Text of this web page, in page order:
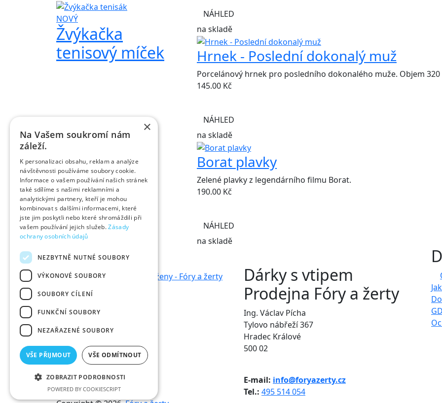
NOVÝ
Žvýkačka
tenisový míček
NÁHLED
na skladě
Hrnek - Poslední dokonalý muž
Porcelánový hrnek pro posledního dokonalého muže. Objem 320
145.00 Kč
NÁHLED
na skladě
Borat plavky
Zelené plavky z legendárního filmu Borat.
190.00 Kč
NÁHLED
na skladě
Kontakt
Dárky s vtipem
Prodejna Fóry a žerty
Ing. Václav Pícha
Tylovo nábřeží 367
Hradec Králové
500 02
E-mail: info@foryazerty.cz
Tel.: 495 514 054
×
Na Vašem soukromí nám
záleží.
K personalizaci obsahu, reklam a analýze
návštěvnosti používáme soubory cookie.
Informace o vašem používání našich stránek
také sdílíme s našimi reklamními a
analytickými partnery, kteří je mohou
kombinovat s dalšími informacemi, které
jste jim poskytli nebo které shromáždili při
vašem používání jejich služeb.Zásady
ochrany osobních údajů
NEZBYTNĚ NUTNÉ SOUBORY
VÝKONOVÉ SOUBORY
SOUBORY CÍLENÍ
FUNKČNÍ SOUBORY
NEZAŘAZENÉ SOUBORY
VŠE PŘIJMOUT VŠE ODMÍTNOUT
ZOBRAZIT PODROBNOSTI
POWERED BY COOKIESCRIPT